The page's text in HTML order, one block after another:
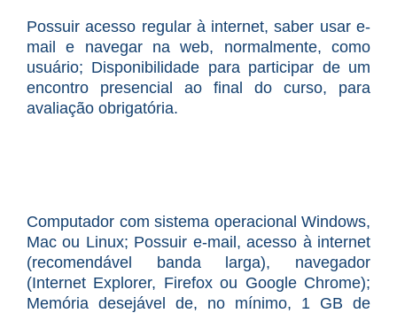
Possuir acesso regular à internet, saber usar e-
mail e navegar na web, normalmente, como
usuário; Disponibilidade para participar de um
encontro presencial ao final do curso, para
avaliação obrigatória.
Computador com sistema operacional Windows,
Mac ou Linux; Possuir e-mail, acesso à internet
(recomendável banda larga), navegador
(Internet Explorer, Firefox ou Google Chrome);
Memória desejável de, no mínimo, 1 GB de